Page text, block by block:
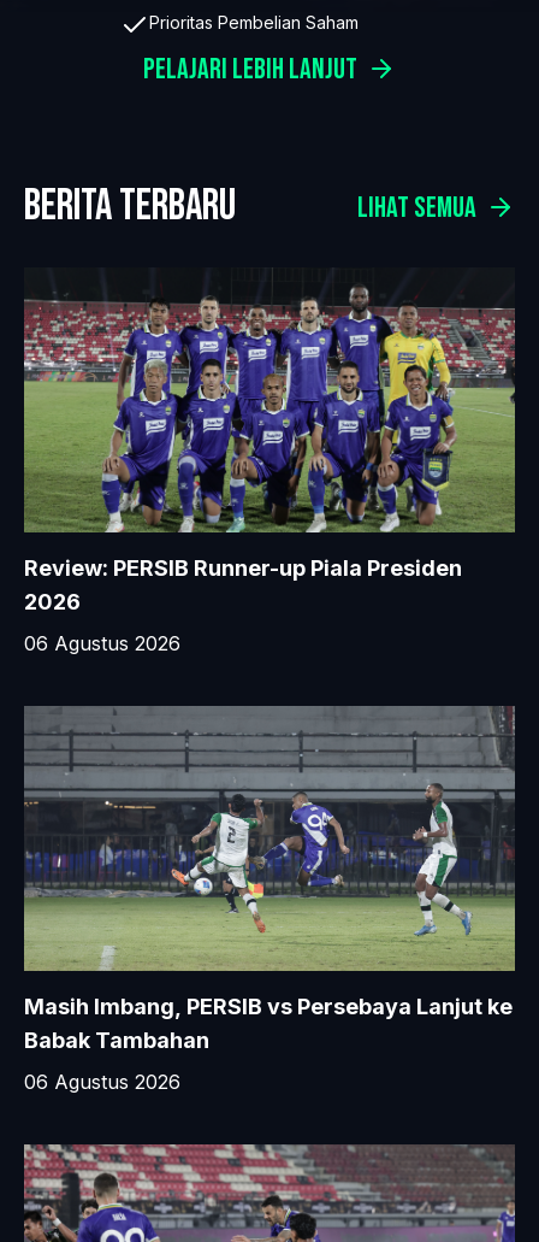
Prioritas Pembelian Saham
Pelajari lebih lanjut
berita terbaru LIHAT SEMUA
Review: PERSIB Runner-up Piala Presiden
2026
06 Agustus 2026
Masih Imbang, PERSIB vs Persebaya Lanjut ke
Babak Tambahan
06 Agustus 2026